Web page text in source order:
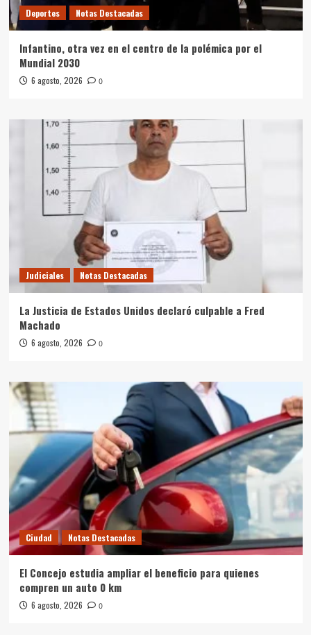
Deportes Notas Destacadas
Infantino, otra vez en el centro de la polémica por el
Mundial 2030
6 agosto, 2026 0
Judiciales Notas Destacadas
La Justicia de Estados Unidos declaró culpable a Fred
Machado
6 agosto, 2026 0
Ciudad Notas Destacadas
El Concejo estudia ampliar el beneficio para quienes
compren un auto 0 km
6 agosto, 2026 0